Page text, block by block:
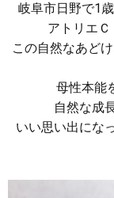
岐阜市日野で1
アトリエＣ
この自然なあど
母性本能
自然な成
いい思い出にな